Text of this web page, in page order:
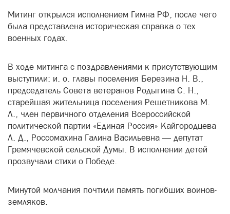
Митинг открылся исполнением Гимна РФ, после чего
была представлена историческая справка о тех
военных годах.
В ходе митинга с поздравлениями к присутствующим
выступили: и. о. главы поселения Березина Н. В.,
председатель Совета ветеранов Родыгина С. Н.,
старейшая жительница поселения Решетникова М.
Л., член первичного отделения Всероссийской
политической партии «Единая Россия» Кайгородцева
Л. Д., Россомахина Галина Васильевна — депутат
Гремячевской сельской Думы. В исполнении детей
прозвучали стихи о Победе.
Минутой молчания почтили память погибших воинов-
земляков.